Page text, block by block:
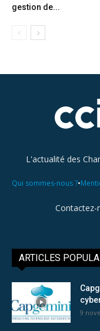
gestion de...
L'actualité des
Qui sommes-nous ?•
Contactez-
ARTICLES
9